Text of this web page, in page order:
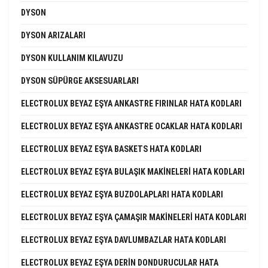
DYSON
DYSON ARIZALARI
DYSON KULLANIM KILAVUZU
DYSON SÜPÜRGE AKSESUARLARI
ELECTROLUX BEYAZ EŞYA ANKASTRE FIRINLAR HATA KODLARI
ELECTROLUX BEYAZ EŞYA ANKASTRE OCAKLAR HATA KODLARI
ELECTROLUX BEYAZ EŞYA BASKETS HATA KODLARI
ELECTROLUX BEYAZ EŞYA BULAŞIK MAKINELERI HATA KODLARI
ELECTROLUX BEYAZ EŞYA BUZDOLAPLARI HATA KODLARI
ELECTROLUX BEYAZ EŞYA ÇAMAŞIR MAKINELERI HATA KODLARI
ELECTROLUX BEYAZ EŞYA DAVLUMBAZLAR HATA KODLARI
ELECTROLUX BEYAZ EŞYA DERIN DONDURUCULAR HATA